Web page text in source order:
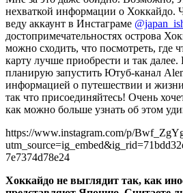
нехваткой информации о Хоккайдо.
веду аккаунт в Инстаграме
достопримечательностях острова
можно сходить, что посмотреть, где
карту лучше приобрести и так далее.
планирую запустить Ютуб-канал
информацией о путешествии и
так что присоединяйтесь! Очень
как можно больше узнать об этом
https://www.instagram.com/p/
7e7374d78e24
Хоккайдо не выглядит так, как